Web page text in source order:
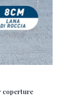
coperture